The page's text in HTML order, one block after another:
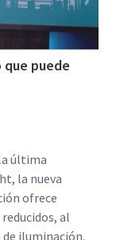
puede
última
la nueva
ofrece
al
iluminación.